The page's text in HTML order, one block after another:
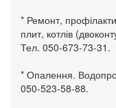
* Ремонт,
плит, котлів
Тел. 050-673-73-31.
* Опалення.
050-523-58-88.